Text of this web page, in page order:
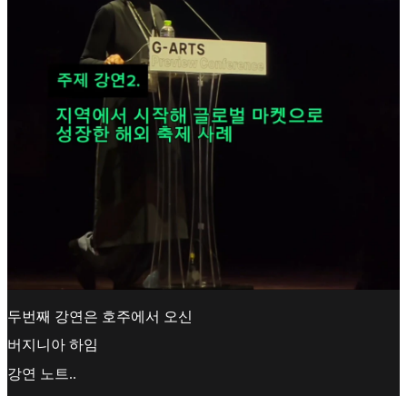
두번째 강연은 호주에서 오신
버지니아 하임
강연 노트..